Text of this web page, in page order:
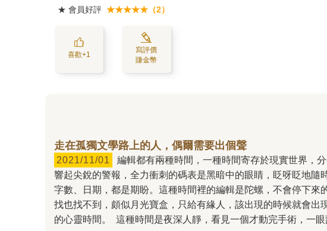
★ 會員好評 ★★★★★（2）
喜歡+1
寫評價
賺金幣
走在孤獨文學路上的人，偶爾需要出個聲
2021/11/01
編輯都有兩種時間，一種時間寄存於現實世界，分分秒秒，時時刻刻，白紙黑字定下的出版期程才在日誌簿上押了紅，新書預購日拉起的終點線已經
響起尖銳的警報，全力衝刺的碼表是黑暗中的眼睛，眨呀眨地
字數、日期，都是期盼。這種時間裡的編輯是陀螺，不會停下
找也找不到，頗似月光寶盒，只給有緣人，該出現的時候就會
的心靈時間。 這種時間是夜深人靜，看見一個才動完手術，一